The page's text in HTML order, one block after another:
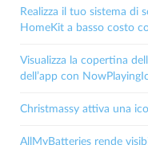
Realizza il tuo sistema di
HomeKit a basso costo
Visualizza la copertina
dell’app con
Christmassy attiva una
AllMyBatteries rende